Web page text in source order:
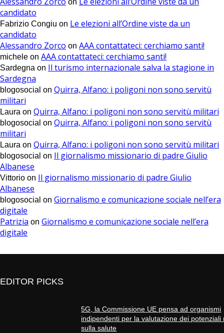
candidato
Fabrizio Congiu on Le elezioni all’Ordine viste da un
candidato
Alessandro Zorco on AAA contattateci: cerchiamo santi!
michele on AAA contattateci: cerchiamo santi!
Sardegna on Il turismo internazionale salva la stagione in
Sardegna
blogosocial on Quirra, Alfano: i poligoni non sono servitù
militari
Laura on Quirra, Alfano: i poligoni non sono servitù militari
blogosocial on Quirra, Alfano: i poligoni non sono servitù
militari
Laura on Quirra, Alfano: i poligoni non sono servitù militari
blogosocial on Il giornalismo missionario di padre Giulio
Albanese
Vittorio on Il giornalismo missionario di padre Giulio
Albanese
blogosocial on Giornalismo e comunicazione sociale nell’era
digitale
Patrizia on Giornalismo e comunicazione sociale nell’era
digitale
EDITOR PICKS
5G, la Commissione UE pensa ad organismi
indipendenti per la valutazione dei potenziali
sulla salute